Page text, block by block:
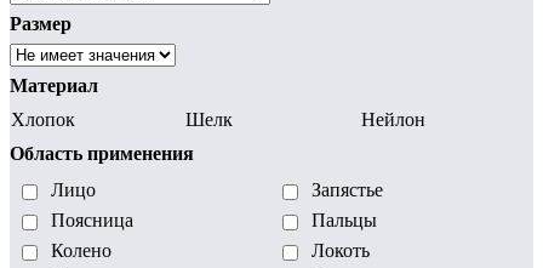
Размер
Материал
Хлопок
Шелк
Нейлон
Область применения
Лицо
Поясница
Колено
Запястье
Пальцы
Локоть